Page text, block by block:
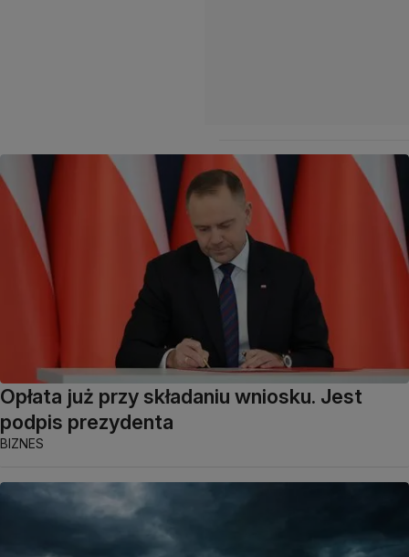
Opłata już przy składaniu wniosku. Jest
podpis prezydenta
BIZNES